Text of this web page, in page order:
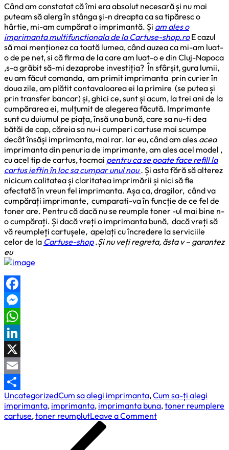
Când am constatat că îmi era absolut necesară și nu mai
puteam să alerg în stânga şi-n dreapta ca sa tipăresc o
hârtie, mi-am cumpărat o imprimantă. Și am ales o
imprimanta multifunctionala de la Cartuse-shop.ro E cazul
să mai menționez ca toată lumea, când auzea ca mi-am luat-
o de pe net, si că firma de la care am luat-o e din Cluj-Napoca
,s-a grăbit să-mi dezaprobe investiția? În sfârșit, gura lumii,
eu am făcut comanda, am primit imprimanta prin curier în
doua zile, am plătit contavaloarea ei la primire (se putea și
prin transfer bancar) și, ghici ce, sunt și acum, la trei ani de la
cumpărarea ei, mulțumit de alegerea făcută. Imprimante
sunt cu duiumul pe piața, însă una bună, care sa nu-ti dea
bătăi de cap, căreia sa nu-i cumperi cartuse mai scumpe
decât însăși imprimanta, mai rar. Iar eu, când am ales acea
imprimanta din penuria de imprimante, am ales acel model ,
cu acel tip de cartus, tocmai pentru ca se poate face refill la
cartus ieftin în loc sa cumpar unul nou. Și asta fără să alterez
nicicum calitatea și claritatea imprimării și nici să fie
afectată în vreun fel imprimanta. Așa ca, dragilor, când va
cumpărați imprimante, cumparati-va în funcție de ce fel de
toner are. Pentru că dacă nu se reumple toner -ul mai bine n-
o cumpărați. Și dacă vreți o imprimanta bună, dacă vreți să
vă reumpleți cartușele, apelați cu încredere la serviciile
celor de la Cartuse-shop.Și nu veți regreta, ăsta v – garantez
eu
Facebook
Messenger
WhatsApp
LinkedIn
X
Email
Partajează
UncategorizedCum sa alegi imprimanta,Cum sa-ți alegi
imprimanta, imprimanta, imprimanta buna,toner reumplere
cartuse,toner reumplutLeave a Commenton